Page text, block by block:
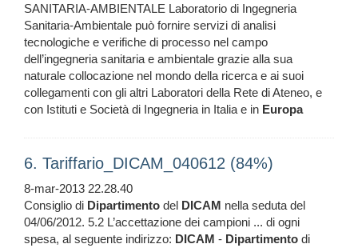
SANITARIA-AMBIENTALE Laboratorio di Ingegneria
Sanitaria-Ambientale può fornire servizi di analisi
tecnologiche e verifiche di processo nel campo
dell’ingegneria sanitaria e ambientale grazie alla sua
naturale collocazione nel mondo della ricerca e ai suoi
collegamenti con gli altri Laboratori della Rete di Ateneo, e
con Istituti e Società di Ingegneria in Italia e in Europa
6. Tariffario_DICAM_040612 (84%)
8-mar-2013 22.28.40
Consiglio di Dipartimento del DICAM nella seduta del
04/06/2012. 5.2 L’accettazione dei campioni ... di ogni
spesa, al seguente indirizzo: DICAM - Dipartimento di